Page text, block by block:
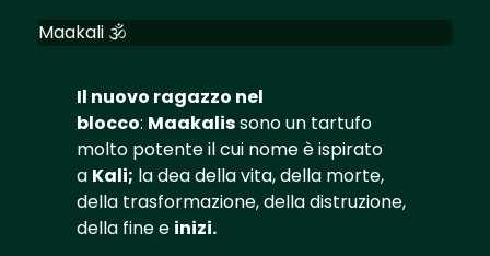
Maakali 🕉️
Il nuovo ragazzo nel
blocco: Maakalissono un tartufo
molto potente il cui nome è ispirato
a Kali; la dea della vita, della morte,
della trasformazione, della distruzione,
della fine e inizi.